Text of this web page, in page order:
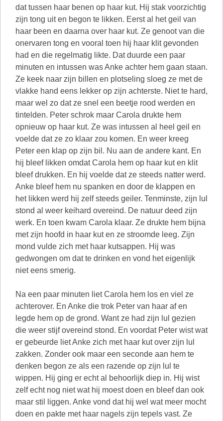
dat tussen haar benen op haar kut. Hij stak voorzichtig
zijn tong uit en begon te likken. Eerst al het geil van
haar been en daarna over haar kut. Ze genoot van die
onervaren tong en vooral toen hij haar klit gevonden
had en die regelmatig likte. Dat duurde een paar
minuten en intussen was Anke achter hem gaan staan.
Ze keek naar zijn billen en plotseling sloeg ze met de
vlakke hand eens lekker op zijn achterste. Niet te hard,
maar wel zo dat ze snel een beetje rood werden en
tintelden. Peter schrok maar Carola drukte hem
opnieuw op haar kut. Ze was intussen al heel geil en
voelde dat ze zo klaar zou komen. En weer kreeg
Peter een klap op zijn bil. Nu aan de andere kant. En
hij bleef likken omdat Carola hem op haar kut en klit
bleef drukken. En hij voelde dat ze steeds natter werd.
Anke bleef hem nu spanken en door de klappen en
het likken werd hij zelf steeds geiler. Tenminste, zijn lul
stond al weer keihard overeind. De natuur deed zijn
werk. En toen kwam Carola klaar. Ze drukte hem bijna
met zijn hoofd in haar kut en ze stroomde leeg. Zijn
mond vulde zich met haar kutsappen. Hij was
gedwongen om dat te drinken en vond het eigenlijk
niet eens smerig.
Na een paar minuten liet Carola hem los en viel ze
achterover. En Anke die trok Peter van haar af en
legde hem op de grond. Want ze had zijn lul gezien
die weer stijf overeind stond. En voordat Peter wist wat
er gebeurde liet Anke zich met haar kut over zijn lul
zakken. Zonder ook maar een seconde aan hem te
denken begon ze als een razende op zijn lul te
wippen. Hij ging er echt al behoorlijk diep in. Hij wist
zelf echt nog niet wat hij moest doen en bleef dan ook
maar stil liggen. Anke vond dat hij wel wat meer mocht
doen en pakte met haar nagels zijn tepels vast. Ze